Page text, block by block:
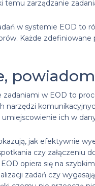
temu zarządzanie
w systemie EOD to
Każde
w EOD to
narzędzi
ich w
jak efektywnie
czy
opiera się na
zadań czy